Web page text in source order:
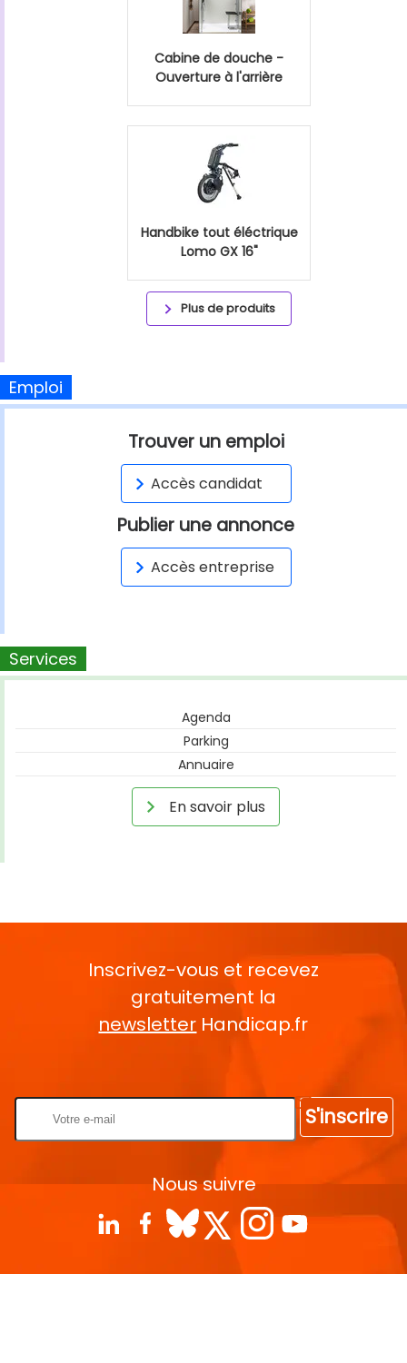
Cabine de douche -
Ouverture à l'arrière
Handbike tout éléctrique
Lomo GX 16"
Plus de produits
Emploi
Trouver un emploi
Accès candidat
Publier une annonce
Accès entreprise
Services
Agenda
Parking
Annuaire
En savoir plus
Inscrivez-vous et recevez
gratuitement la
newsletter Handicap.fr
S'inscrire
Nous suivre